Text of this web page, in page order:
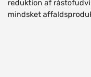
reduktion af
mindsket